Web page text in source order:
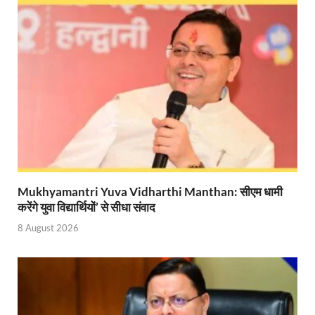
Bastar Story: बस्तर में लोकतंत्र की नई सुबह 47 गांवों में
UP Deputy CM KP Maurya: प्रयागराज पहुंचे डिप्टी
UP Diwas Program: विकसित भारत-विकसित उत्तर
Uttarakhand Uniform Scam: वर्दी घोटाले में सीएम
Kapil Dev Agarwal: यूपी सरकार के मंत्री कपिल देव ने
Uttarakhand Tableau: भारत पर्व पर प्रदर्शित होगी
NFPRC Workshop: एन.एफ.पी.आर.सी द्वारा सांसदों एवं
UP tableau Kartavya Path: कर्तव्य पथ पर नजर आएगी
PM Gram Sadak Yojana: प्रधानमंत्री ग्राम सड़क
Manrega Protest: मनरेगा कानून को खत्म किए जाने के
UP Kaushal Disha: कौशल दिशा पोर्टल से ग्रामीण युवाओं
Mukhyamantri Yuva Vidharthi Manthan: सीएम धामी
करेंगे युवा विद्यार्थियों’ से सीधा संवाद
8 August 2026